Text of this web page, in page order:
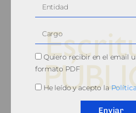
Quiero recibir en el email
formato PDF
He leído y acepto la
Enviar